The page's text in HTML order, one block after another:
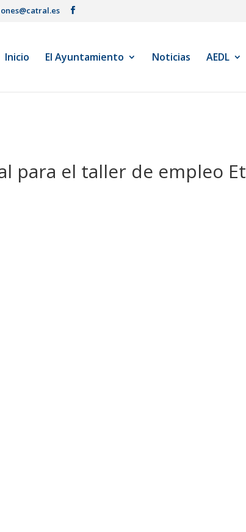
Inicio El Ayuntamiento Noticias AEDL
para el taller de empleo Et